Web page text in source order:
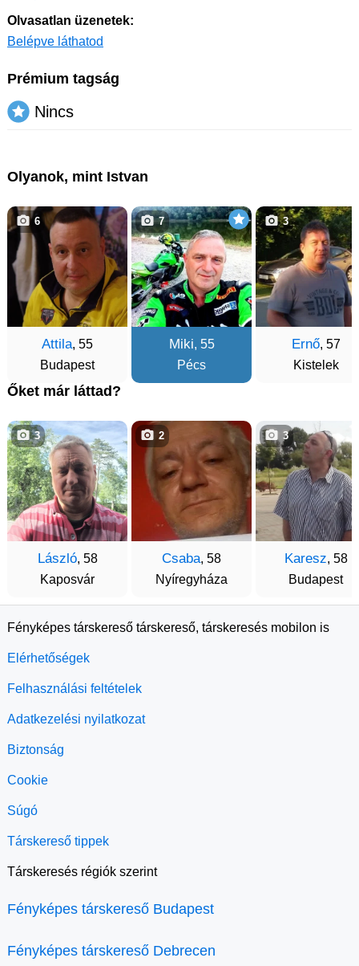
Olvasatlan üzenetek:
Belépve láthatod
Prémium tagság
Nincs
Olyanok, mint Istvan
Attila, 55
Budapest
6
Miki, 55
Pécs
7
Ernő, 57
Kistelek
3
Őket már láttad?
László, 58
Kaposvár
3
Csaba, 58
Nyíregyháza
2
Karesz, 58
Budapest
3
Fényképes társkereső társkereső, társkeresés mobilon is
Elérhetőségek
Felhasználási feltételek
Adatkezelési nyilatkozat
Biztonság
Cookie
Súgó
Társkereső tippek
Társkeresés régiók szerint
Fényképes társkereső Budapest
Fényképes társkereső Debrecen